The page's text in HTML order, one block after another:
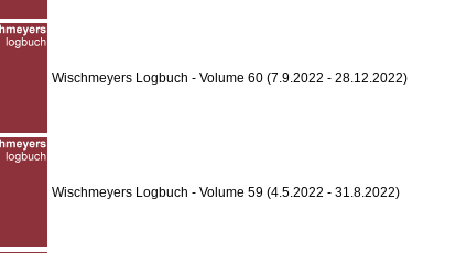
Wischmeyers Logbuch - Volume 60 (7.9.2022 - 28.12.2022)
Wischmeyers Logbuch - Volume 59 (4.5.2022 - 31.8.2022)